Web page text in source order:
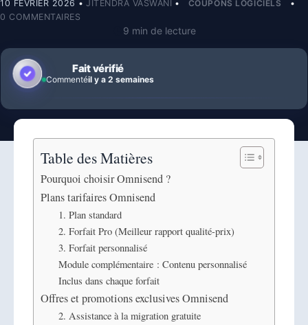
10 FÉVRIER 2026 • JITENDRA VASWANI • COUPONS LOGICIELS
•
0 COMMENTAIRES
9 min de lecture
Fait vérifié
Commentéil y a 2 semaines
Table des Matières
Pourquoi choisir Omnisend ?
Plans tarifaires Omnisend
1. Plan standard
2. Forfait Pro (Meilleur rapport qualité-prix)
3. Forfait personnalisé
Module complémentaire : Contenu personnalisé
Inclus dans chaque forfait
Offres et promotions exclusives Omnisend
2. Assistance à la migration gratuite